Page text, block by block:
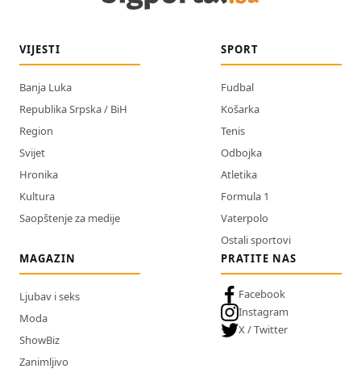
VIJESTI
Banja Luka
Republika Srpska / BiH
Region
Svijet
Hronika
Kultura
Saopštenje za medije
SPORT
Fudbal
Košarka
Tenis
Odbojka
Atletika
Formula 1
Vaterpolo
Ostali sportovi
MAGAZIN
Ljubav i seks
Moda
ShowBiz
Zanimljivo
PRATITE NAS
Facebook
Instagram
X / Twitter